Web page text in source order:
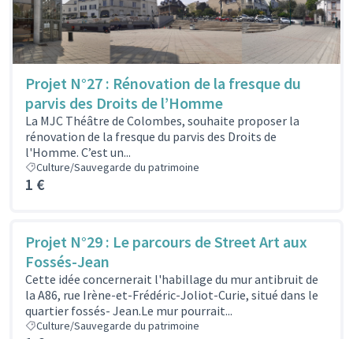
Projet N°27 : Rénovation de la fresque du
parvis des Droits de l’Homme
La MJC Théâtre de Colombes, souhaite proposer la
rénovation de la fresque du parvis des Droits de
l'Homme. C’est un...
Culture/Sauvegarde du patrimoine
1 €
Projet N°29 : Le parcours de Street Art aux
Fossés-Jean
Cette idée concernerait l'habillage du mur antibruit de
la A86, rue Irène-et-Frédéric-Joliot-Curie, situé dans le
quartier fossés- Jean.Le mur pourrait...
Culture/Sauvegarde du patrimoine